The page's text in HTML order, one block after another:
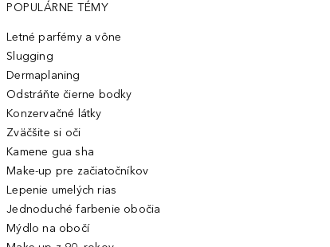
POPULÁRNE TÉMY
Letné parfémy a vône
Slugging
Dermaplaning
Odstráňte čierne bodky
Konzervačné látky
Zväčšite si oči
Kamene gua sha
Make-up pre začiatočníkov
Lepenie umelých rias
Jednoduché farbenie obočia
Mýdlo na obočí